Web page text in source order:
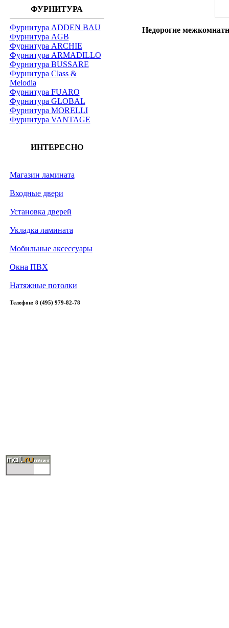
ФУРНИТУРА
Фурнитура ADDEN BAU
Фурнитура AGB
Фурнитура ARCHIE
Фурнитура ARMADILLO
Фурнитура BUSSARE
Фурнитура Class &
Melodia
Фурнитура FUARO
Фурнитура GLOBAL
Фурнитура MORELLI
Фурнитура VANTAGE
ИНТЕРЕСНО
Магазин ламината
Входные двери
Установка дверей
Укладка ламината
Мобильные аксессуары
Окна ПВХ
Натяжные потолки
Телефон: 8 (495) 979-82-78
Недорогие